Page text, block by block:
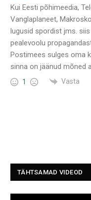
Kui Eesti põhimeedia,
Vanglaplaneet,
lugusid spordist jms.
pealevoolu
Postimees sulges oma
sinna on jäänud mõned
1 Vasta
TÄHTSAMAD VIDEOD